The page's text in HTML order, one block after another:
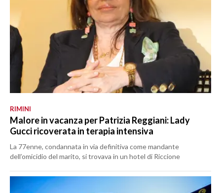
RIMINI
Malore in vacanza per Patrizia Reggiani: Lady
Gucci ricoverata in terapia intensiva
La 77enne, condannata in via definitiva come mandante
dell’omicidio del marito, si trovava in un hotel di Riccione